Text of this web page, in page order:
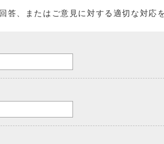
答、またはご意見に対する適切な対応